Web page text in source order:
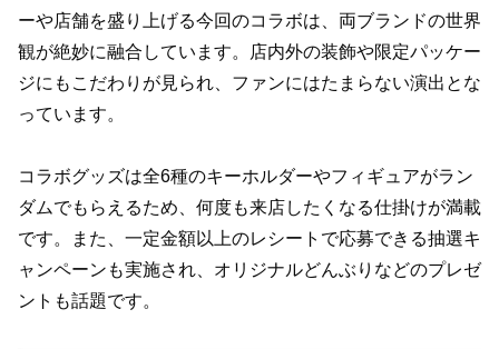
ーや店舗を盛り上げる今回のコラボは、両ブランドの世界
観が絶妙に融合しています。店内外の装飾や限定パッケー
ジにもこだわりが見られ、ファンにはたまらない演出とな
っています。
コラボグッズは全6種のキーホルダーやフィギュアがラン
ダムでもらえるため、何度も来店したくなる仕掛けが満載
です。また、一定金額以上のレシートで応募できる抽選キ
ャンペーンも実施され、オリジナルどんぶりなどのプレゼ
ントも話題です。